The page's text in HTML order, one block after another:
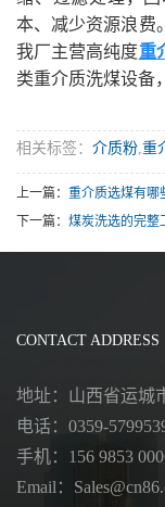
本、减少资源浪费
我厂主营高纯度重
类重介质洗煤设备
相关标签： 介质粉,重
上一篇： 重介质选煤有哪
下一篇： 煤炭洗选的完整
CONTACT ADDRESS
地址：山西省运城
电话：0359-
手机：156 9853
Email：